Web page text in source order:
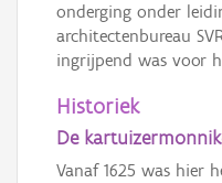
onderging onder
architectenbureau
ingrijpend was voor
Historiek
De
Vanaf 1625 was hier